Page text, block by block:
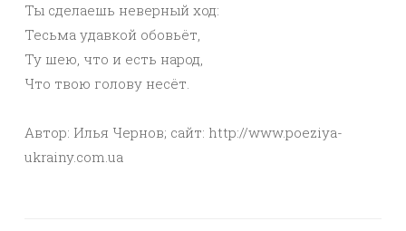
Ты сделаешь неверный ход:
Тесьма удавкой обовьёт,
Ту шею, что и есть народ,
Что твою голову несёт.
Автор: Илья Чернов; сайт: http://www.poeziya-
ukrainy.com.ua